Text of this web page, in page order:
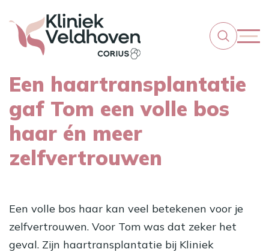
Een haartransplantatie
gaf Tom een volle bos
haar én meer
zelfvertrouwen
Een volle bos haar kan veel betekenen voor je
zelfvertrouwen. Voor Tom was dat zeker het
geval. Zijn haartransplantatie bij Kliniek